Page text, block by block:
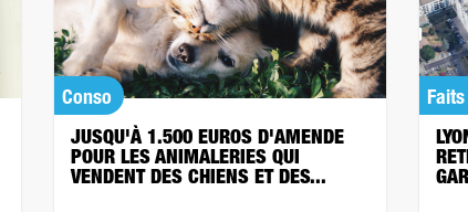
Conso
JUSQU'À 1.500 EUROS D'AMENDE
POUR LES ANIMALERIES QUI
VENDENT DES CHIENS ET DES...